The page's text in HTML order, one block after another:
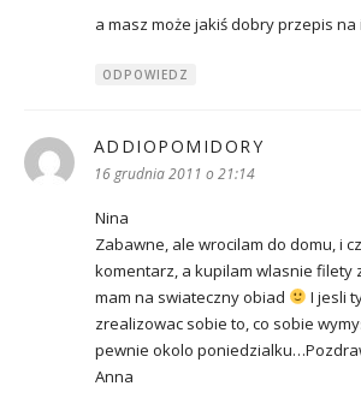
a masz może jakiś dobry przepis na
ODPOWIEDZ
ADDIOPOMIDORY
16 grudnia 2011 o 21:14
Nina
Zabawne, ale wrocilam do domu, i
komentarz, a kupilam wlasnie filety
mam na swiateczny obiad
I jesli
zrealizowac sobie to, co sobie
pewnie okolo
Anna